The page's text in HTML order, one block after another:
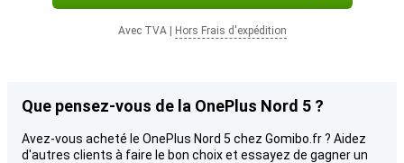
Avec TVA| Hors Frais d'expédition
Que pensez-vous de la OnePlus Nord 5 ?
Avez-vous acheté le OnePlus Nord 5 chez Gomibo.fr ? Aidez
d'autres clients à faire le bon choix et essayez de gagner un